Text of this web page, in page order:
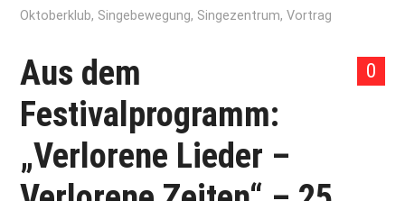
Oktoberklub, Singebewegung, Singezentrum,Vortrag
0
Aus dem
Festivalprogramm:
„Verlorene Lieder –